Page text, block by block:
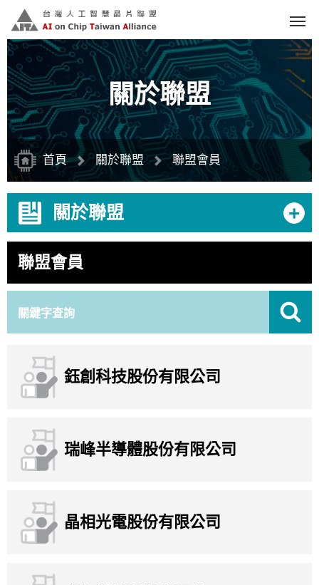
關於聯盟
首頁 關於聯盟 聯盟會員
關於聯盟 +
聯盟會員
鈺創科技股份有限公司
瑞峰半導體股份有限公司
晶相光電股份有限公司